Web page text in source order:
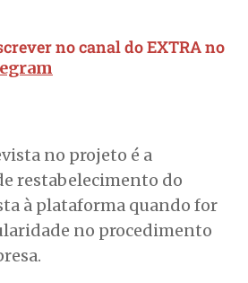
no canal do EXTRA no
no projeto é a
restabelecimento do
à plataforma quando for
no procedimento